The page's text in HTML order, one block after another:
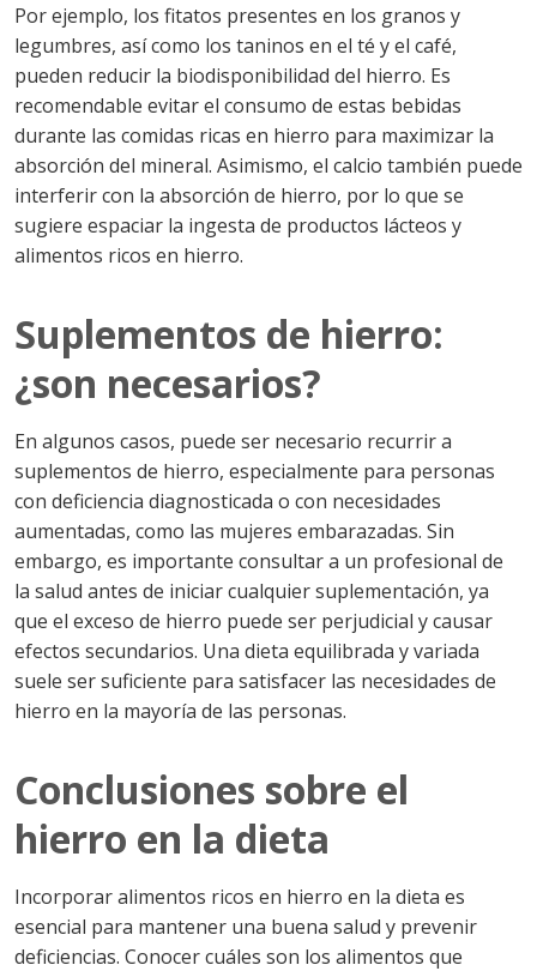
Por ejemplo, los fitatos presentes en los granos y
legumbres, así como los taninos en el té y el café,
pueden reducir la biodisponibilidad del hierro. Es
recomendable evitar el consumo de estas bebidas
durante las comidas ricas en hierro para maximizar la
absorción del mineral. Asimismo, el calcio también puede
interferir con la absorción de hierro, por lo que se
sugiere espaciar la ingesta de productos lácteos y
alimentos ricos en hierro.
Suplementos de hierro:
¿son necesarios?
En algunos casos, puede ser necesario recurrir a
suplementos de hierro, especialmente para personas
con deficiencia diagnosticada o con necesidades
aumentadas, como las mujeres embarazadas. Sin
embargo, es importante consultar a un profesional de
la salud antes de iniciar cualquier suplementación, ya
que el exceso de hierro puede ser perjudicial y causar
efectos secundarios. Una dieta equilibrada y variada
suele ser suficiente para satisfacer las necesidades de
hierro en la mayoría de las personas.
Conclusiones sobre el
hierro en la dieta
Incorporar alimentos ricos en hierro en la dieta es
esencial para mantener una buena salud y prevenir
deficiencias. Conocer cuáles son los alimentos que